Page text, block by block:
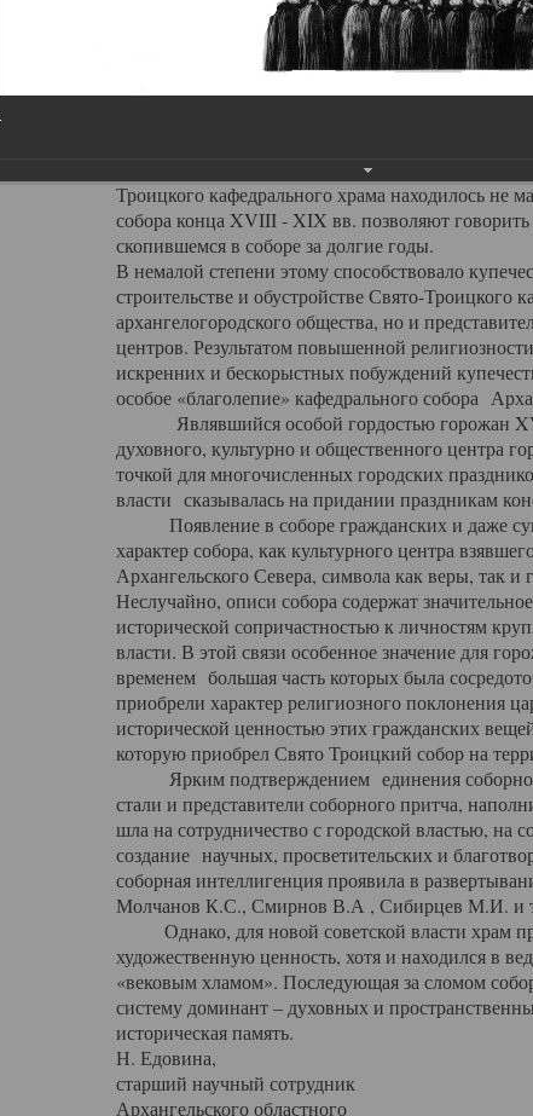
заслуженно выделяя из многочисленных
иконостас украшенный колоннами
царскими вратами, изящным фронтоном и
собой поистине художественную ценность. В
шитьем, многочисленными предметами
неповторимый красочный ансамбль
поражающий воображение своих посетителей.
Троицкого кафедрального храма находилось не
собора конца XVIII - XIX вв. позволяют
скопившемся в соборе за долгие годы.
В немалой степени этому способствовало
строительстве и обустройстве Свято-Троицкого
архангелогородского общества, но и
центров. Результатом повышенной
искренних и бескорыстных побуждений
особое «благолепие» кафедрального собора
Являвшийся особой гордостью горожан
духовного, культурно и общественного центра
точкой для многочисленных городских
власти сказывалась на придании праздникам
Появление в соборе гражданских и даже
характер собора, как культурного центра
Архангельского Севера, символа как веры, так и
Неслучайно, описи собора содержат
исторической сопричастностью к личностям
власти. В этой связи особенное значение для
временем большая часть которых была
приобрели характер религиозного поклонения
исторической ценностью этих гражданских
которую приобрел Свято Троицкий собор на
Ярким подтверждением единения соборной
стали и представители соборного притча,
шла на сотрудничество с городской властью, на
создание научных, просветительских и
соборная интеллигенция проявила в
Молчанов К.С., Смирнов В.А , Сибирцев М.И. и
Однако, для новой советской власти храм
художественную ценность, хотя и находился в
«вековым хламом». Последующая за сломом
систему доминант – духовных и
историческая память.
Н. Едовина,
старший научный сотрудник
Архангельского областного